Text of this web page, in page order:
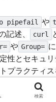
pipefail や
記述、 curl
や Group=
性とセキュ
プラクティ
で、より信
記事で解説
検索